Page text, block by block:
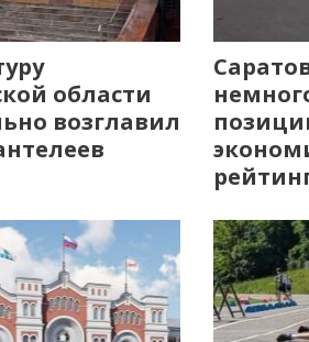
области
возглавил